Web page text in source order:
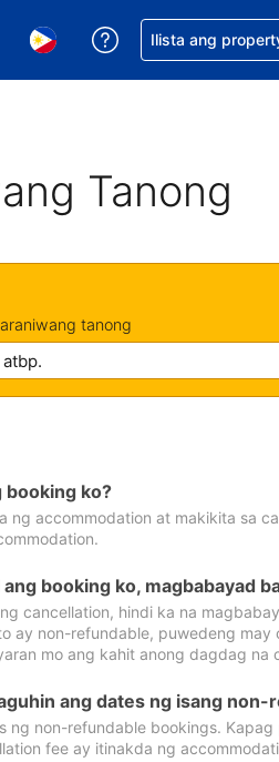
ng currency mo. USD ang
Pumili ng wika mo. Filipino
Makakuha ng
Ilista ang
Tanong
tanong
booking ko?
ng accommodation at makikita sa
booking ko, magbabayad
cancellation, hindi ka na
ay non-refundable, puwedeng may
mo ang kahit anong dagdag na
ang dates ng isang
ng non-refundable bookings.
fee ay itinakda ng